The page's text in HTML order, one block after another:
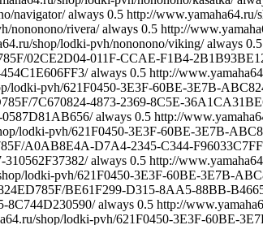
navigator/ always 0.5 http://www.yamaha64.ru/
nononono/rivera/ always 0.5 http://
shop/lodki-pvh/nononono/viking/ always 0.5
02CE2D04-011F-CCAE-F1B4-
always 0.5 http://
lodki-pvh/621F0450-3E3F-60BE-3E7B-
7C670824-4873-2369-8C5E-
always 0.5 http://
lodki-pvh/621F0450-3E3F-60BE-3E7B-
A0AB8E4A-D7A4-2345-C344-
always 0.5 http://
lodki-pvh/621F0450-3E3F-60BE-3E7B-
BE61F299-D315-8AA5-88BB-
8C744D230590/ always 0.5 http://
shop/lodki-pvh/621F0450-3E3F-60BE-